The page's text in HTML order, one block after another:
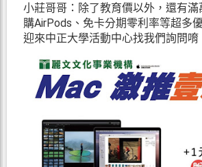
小莊哥哥：除了教育價以外，還有
購AirPods、免卡分期零利率等超多
迎來中正大學活動中心找我們詢問唷